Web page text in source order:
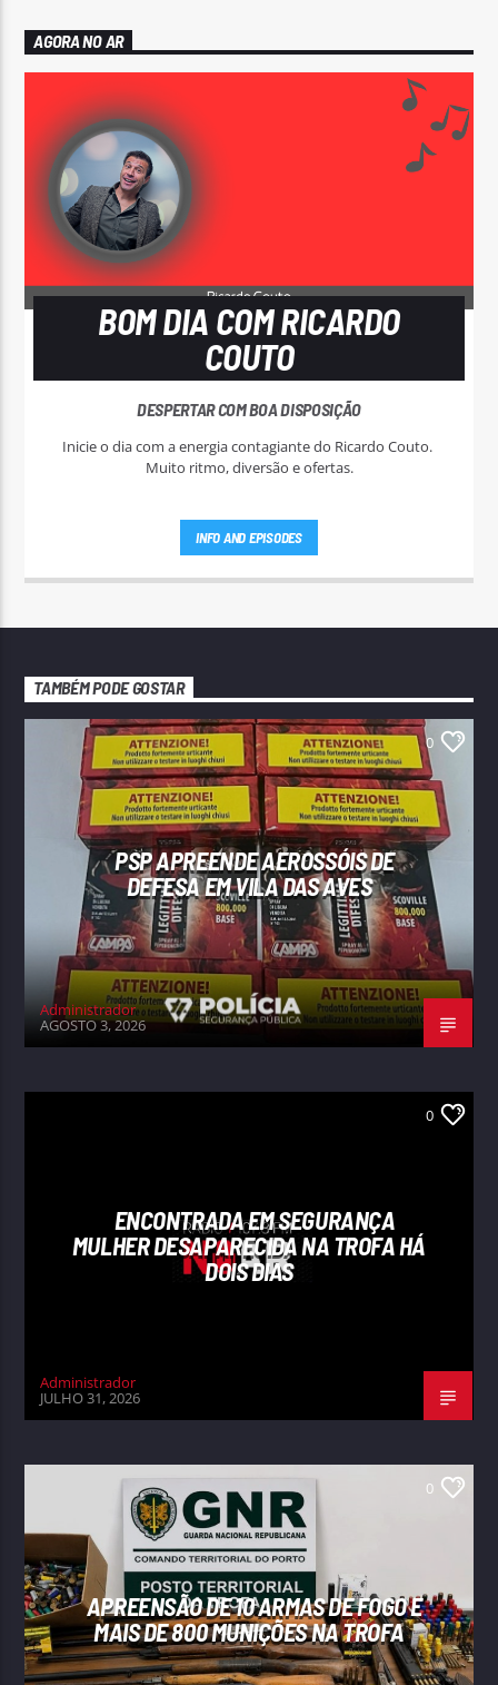
AGORA NO AR
BOM DIA COM RICARDO
COUTO
DESPERTAR COM BOA DISPOSIÇÃO
Inicie o dia com a energia contagiante do Ricardo Couto.
Muito ritmo, diversão e ofertas.
INFO AND EPISODES
TAMBÉM PODE GOSTAR
0
PSP APREENDE AEROSSÓIS DE
DEFESA EM VILA DAS AVES
Administrador
AGOSTO 3, 2026
0
ENCONTRADA EM SEGURANÇA
MULHER DESAPARECIDA NA TROFA HÁ
DOIS DIAS
Administrador
JULHO 31, 2026
0
APREENSÃO DE 10 ARMAS DE FOGO E
MAIS DE 800 MUNIÇÕES NA TROFA